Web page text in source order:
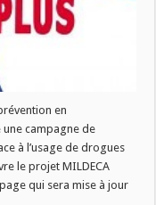
!
en
campagne de
à l’usage de drogues
le projet MILDECA
qui sera mise à jour